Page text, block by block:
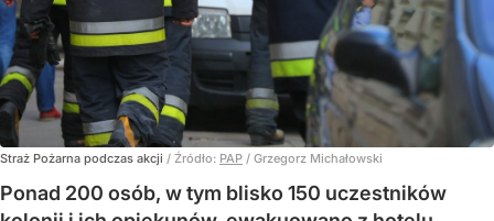
Straż Pożarna podczas akcji / Źródło: PAP / Grzegorz Michałowski
Ponad 200 osób, w tym blisko 150 uczestników